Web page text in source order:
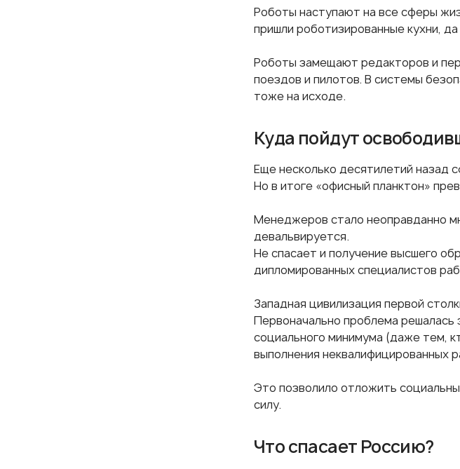
Роботы наступают на все сферы
пришли роботизированные кухни,
Роботы замещают редакторов и
поездов и пилотов. В системы
тоже на исходе.
Куда пойдут
Еще несколько десятилетий назад
Но в итоге «офисный планктон»
Менеджеров стало неоправданно
девальвируется.
Не спасает и получение высшего
дипломированных специалистов
Западная цивилизация первой
Первоначально проблема
социального минимума (даже тем,
выполнения неквалифицированных
Это позволило отложить
силу.
Что спасает Россию?